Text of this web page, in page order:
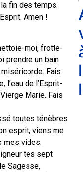
fin des temps.
Amen !
moi, frotte-
prendre un bain
miséricorde. Fais
l’eau de l’Esprit-
Marie. Fais
toutes ténèbres
esprit, viens me
mes vides.
tes sept
Sagesse,